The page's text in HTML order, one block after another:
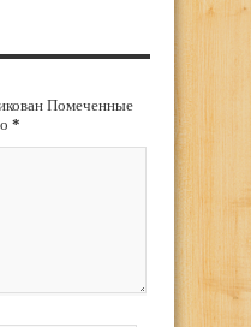
Помеченные
*